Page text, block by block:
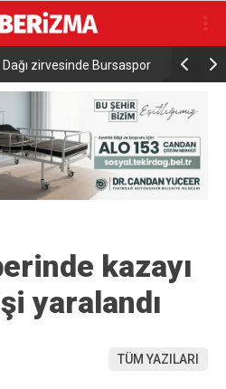
Dağı zirvesinde Bursaspor
Türk
kazayı
yaralandı
TÜM YAZILARI